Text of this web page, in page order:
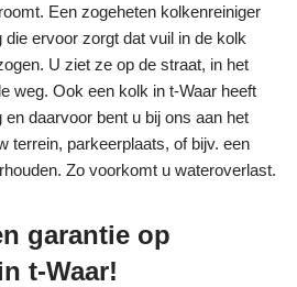
Een zogeheten kolkenreiniger
die ervoor zorgt dat vuil in de kolk
U ziet ze op de straat, in het
weg. Ook een kolk in t-Waar heeft
en daarvoor bent u bij ons aan het
terrein, parkeerplaats, of bijv. een
Zo voorkomt u wateroverlast.
garantie op
t-Waar!